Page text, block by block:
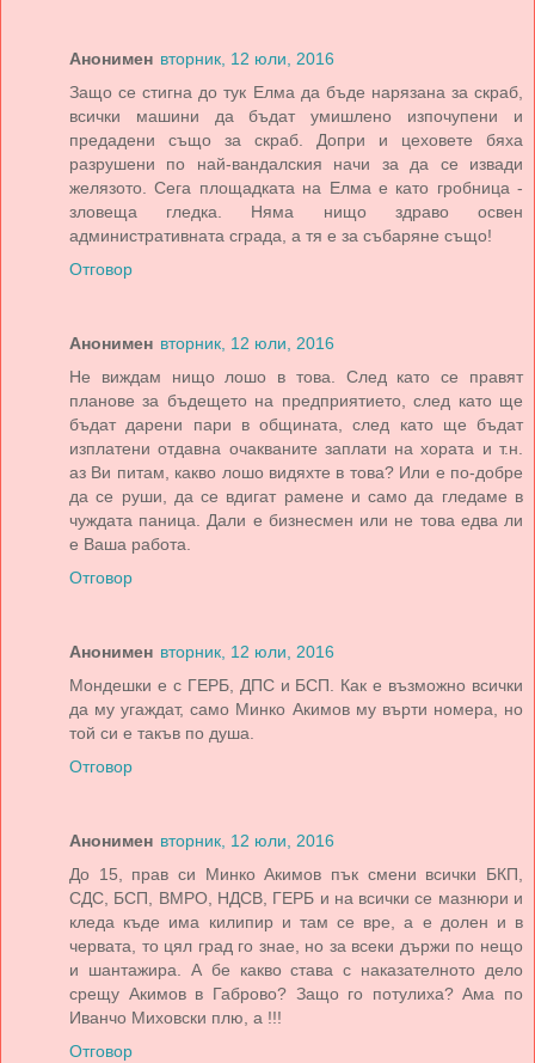
Анонимен вторник, 12 юли, 2016
Защо се стигна до тук Елма да бъде нарязана за скраб,
всички машини да бъдат умишлено изпочупени и
предадени също за скраб. Допри и цеховете бяха
разрушени по най-вандалския начи за да се извади
желязото. Сега площадката на Елма е като гробница -
зловеща гледка. Няма нищо здраво освен
административната сграда, а тя е за събаряне също!
Отговор
Анонимен вторник, 12 юли, 2016
Не виждам нищо лошо в това. След като се правят
планове за бъдещето на предприятието, след като ще
бъдат дарени пари в общината, след като ще бъдат
изплатени отдавна очакваните заплати на хората и т.н.
аз Ви питам, какво лошо видяхте в това? Или е по-добре
да се руши, да се вдигат рамене и само да гледаме в
чуждата паница. Дали е бизнесмен или не това едва ли
е Ваша работа.
Отговор
Анонимен вторник, 12 юли, 2016
Мондешки е с ГЕРБ, ДПС и БСП. Как е възможно всички
да му угаждат, само Минко Акимов му върти номера, но
той си е такъв по душа.
Отговор
Анонимен вторник, 12 юли, 2016
До 15, прав си Минко Акимов пък смени всички БКП,
СДС, БСП, ВМРО, НДСВ, ГЕРБ и на всички се мазнюри и
кледа къде има килипир и там се вре, а е долен и в
червата, то цял град го знае, но за всеки държи по нещо
и шантажира. А бе какво става с наказателното дело
срещу Акимов в Габрово? Защо го потулиха? Ама по
Иванчо Миховски плю, а !!!
Отговор